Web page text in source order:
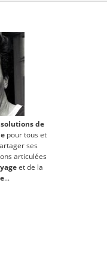
solutions de
pour tous et
ses
articulées
et de la
...